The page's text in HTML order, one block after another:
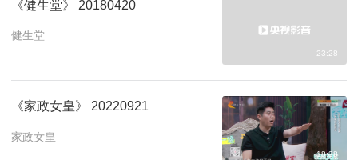
《健生堂》 20180420
健生堂
23:28
《家政女皇》 20220921
家政女皇
18:38